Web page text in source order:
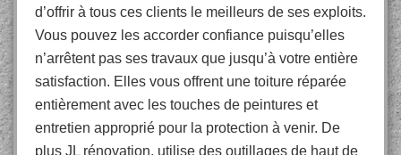
d’offrir à tous ces clients le meilleurs de ses exploits.
Vous pouvez les accorder confiance puisqu’elles
n’arrêtent pas ses travaux que jusqu’à votre entière
satisfaction. Elles vous offrent une toiture réparée
entièrement avec les touches de peintures et
entretien approprié pour la protection à venir. De
plus JL rénovation, utilise des outillages de haut de